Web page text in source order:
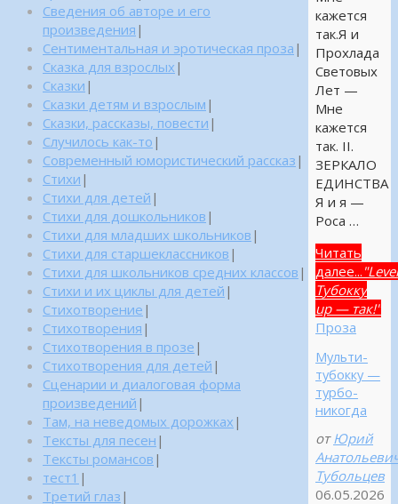
кажется
так.Я и
Прохлада
Световых
Лет —
Мне
кажется
так. II.
ЗЕРКАЛО
ЕДИНСТВА
Я и я —
Роса …
Читать
далее...
Тубокку
up — так!"
Проза
Мульти-
тубокку —
турбо-
никогда
от Юрий
Тубольцев
06.05.2026
Сведения об авторе и его
произведения |
Сентиментальная и эротическая проза |
Сказка для взрослых |
Сказки |
Сказки детям и взрослым |
Сказки, рассказы, повести |
Случилось как-то |
Современный юмористический рассказ |
Стихи |
Стихи для детей |
Стихи для дошкольников |
Стихи для младших школьников |
Стихи для старшеклассников |
Стихи для школьников средних классов |
Стихи и их циклы для детей |
Стихотворение |
Стихотворения |
Стихотворения в прозе |
Стихотворения для детей |
Сценарии и диалоговая форма
произведений |
Там, на неведомых дорожках |
Тексты для песен |
Тексты романсов |
тест1 |
Третий глаз |